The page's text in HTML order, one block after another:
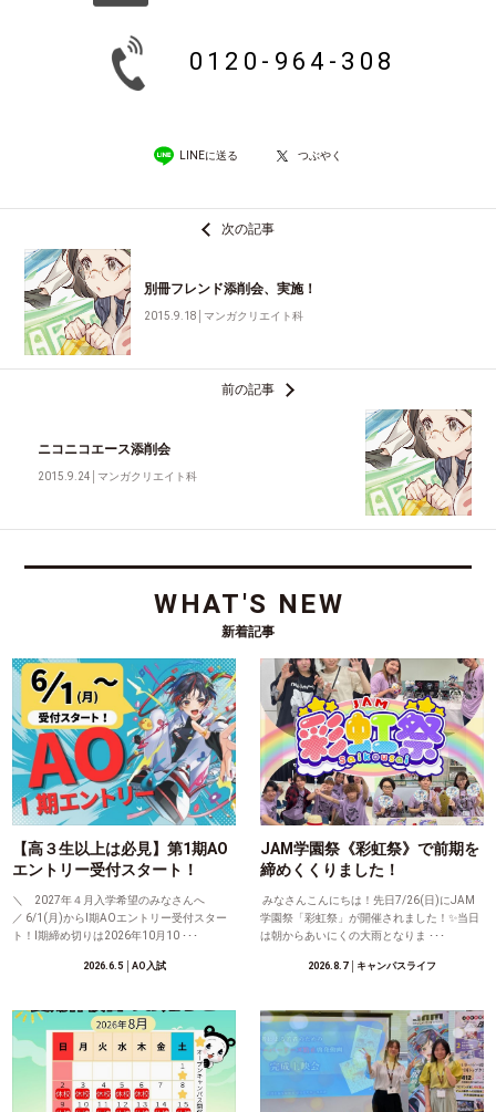
0120-964-308
LINEに送る つぶやく
次の記事
別冊フレンド添削会、実施！
2015.9.18 │マンガクリエイト科
前の記事
ニコニコエース添削会
2015.9.24 │マンガクリエイト科
WHAT'S NEW
新着記事
【高３生以上は必見】第1期AO
エントリー受付スタート！
＼ 2027年４月入学希望のみなさんへ
／ 6/1(月)からⅠ期AOエントリー受付スター
ト！Ⅰ期締め切りは2026年10月10 ･･･
2026.6.5│AO入試
JAM学園祭《彩虹祭》で前期を
締めくくりました！
みなさんこんにちは！先日7/26(日)にJAM
学園祭「彩虹祭」が開催されました！✨当日
は朝からあいにくの大雨となりま ･･･
2026.8.7│キャンパスライフ